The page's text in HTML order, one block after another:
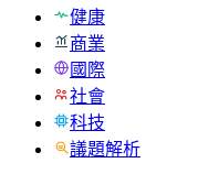
健康
商業
國際
社會
科技
議題解析